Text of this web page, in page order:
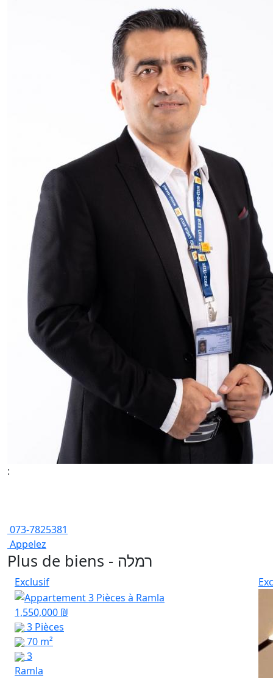
:
073-7825381
Appelez
Plus de biens - רמלה
Exclusif
1,550,000 ₪
3 Pièces
70 m²
3
Ramla